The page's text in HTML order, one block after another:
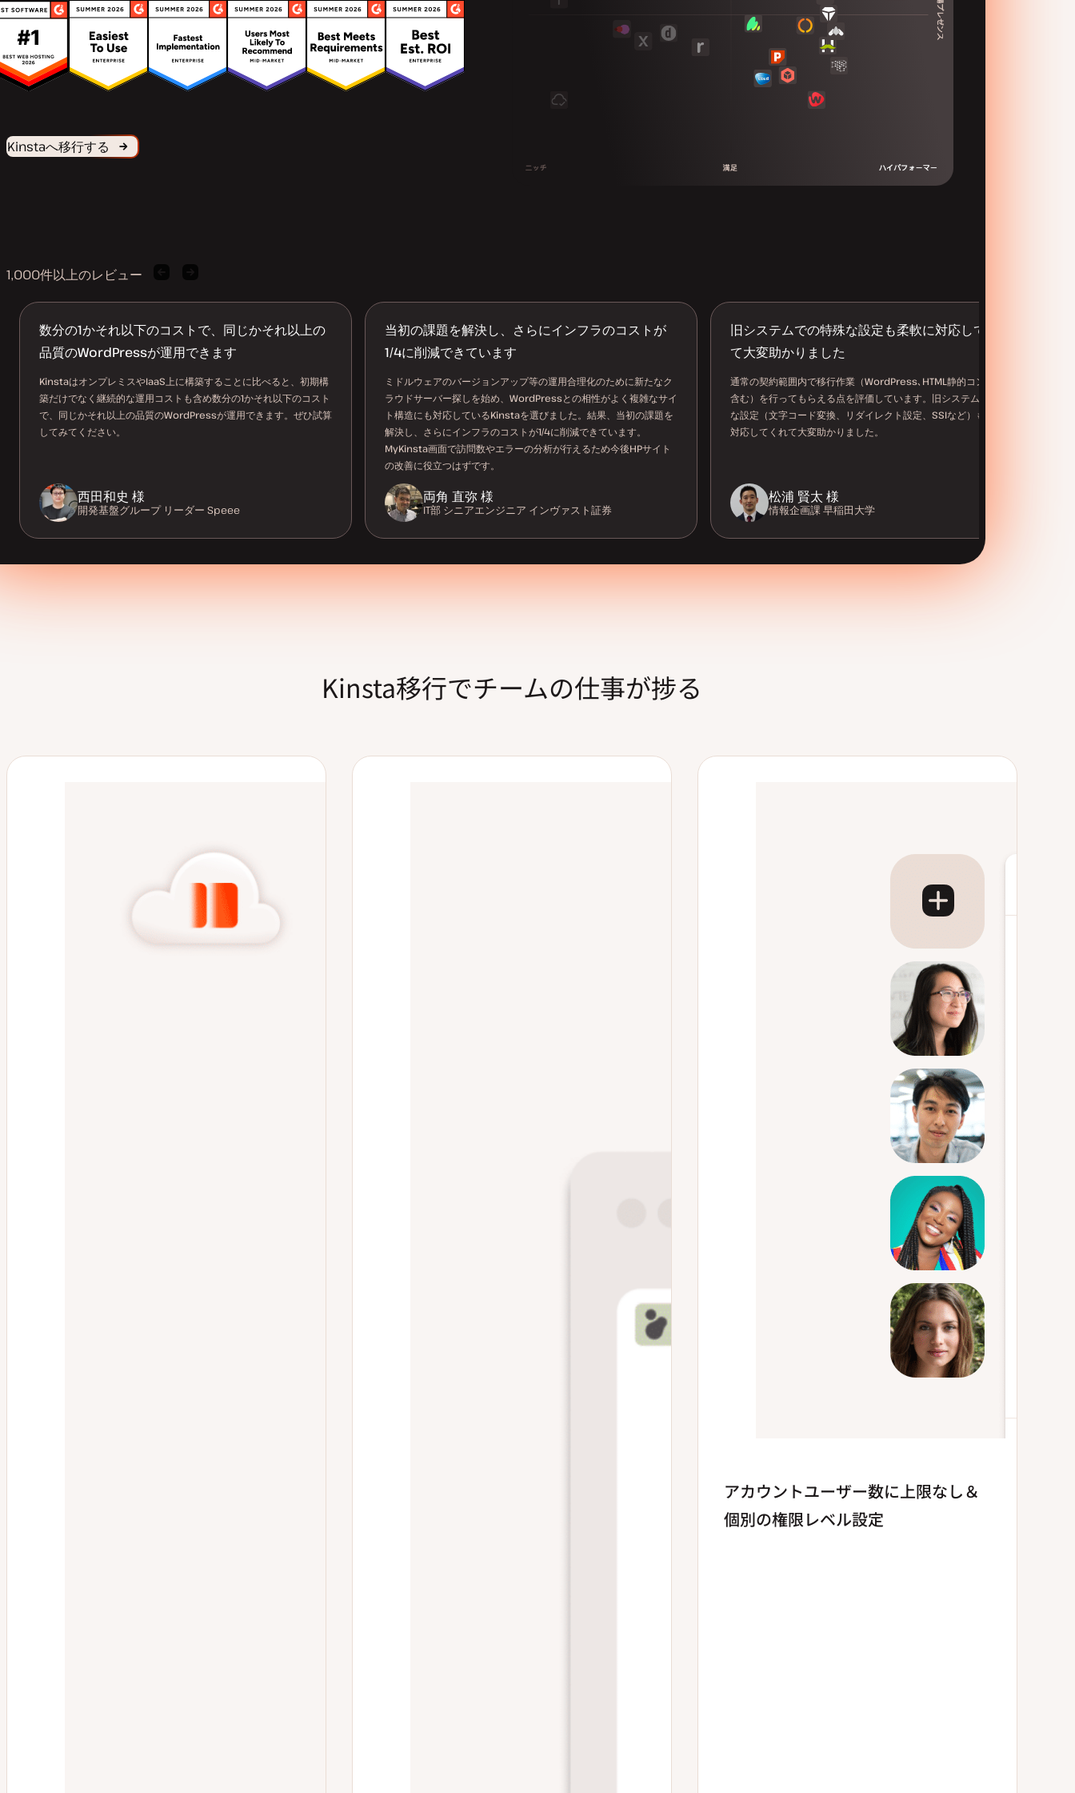
Kinstaへ移行する
1,000件以上のレビュー
様
の
様
の
数分の1かそれ以下のコストで、同じかそれ以上の
品質のWordPressが運用できます
KinstaはオンプレミスやIaaS上に構築することに比べると、初期構
築だけでなく継続的な運用コストも含め数分の1かそれ以下のコスト
で、同じかそれ以上の品質のWordPressが運用できます。ぜひ試算
してみてください。
西田和史 様
開発基盤グループ リーダー Speee
当初の課題を解決し、さらにインフラのコストが
1/4に削減できています
ミドルウェアのバージョンアップ等の運用合理化のために新たなク
ラウドサーバー探しを始め、WordPressとの相性がよく複雑なサイ
ト構造にも対応しているKinstaを選びました。結果、当初の課題を
解決し、さらにインフラのコストが1/4に削減できています。
MyKinsta画面で訪問数やエラーの分析が行えるため今後HPサイト
の改善に役立つはずです。
両角 直弥 様
IT部 シニアエンジニア インヴァスト証券
旧システムでの特殊な設定も柔軟に対応してくれ
て大変助かりました
通常の契約範囲内で移行作業（WordPress､HTML静的コンテンツ
含む）を行ってもらえる点を評価しています。旧システムでの特殊
な設定（文字コード変換、リダイレクト設定、SSIなど）も柔軟に
対応してくれて大変助かりました。
松浦 賢太 様
情報企画課早稲田大学
Kinsta移行でチームの仕事が捗る
アカウントユーザー数に上限なし＆
個別の権限レベル設定